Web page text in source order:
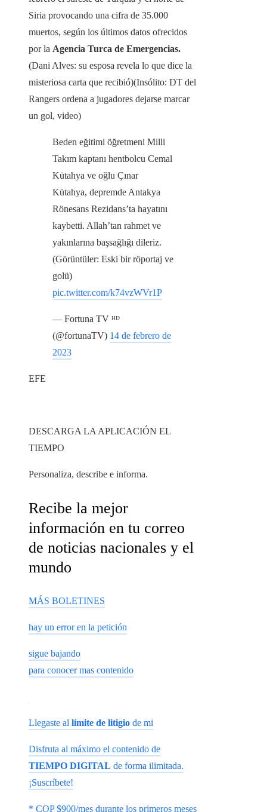
Siria provocando una cifra de 35.000
muertos, según los últimos datos ofrecidos
por la Agencia Turca de Emergencias.
(Dani Alves: su esposa revela lo que dice la
misteriosa carta que recibió)(Insólito: DT del
Rangers ordena a jugadores dejarse marcar
un gol, video)
Beden eğitimi öğretmeni Milli
Takım kaptanı hentbolcu Cemal
Kütahya ve oğlu Çınar
Kütahya, depremde Antakya
Rönesans Rezidans’ta hayatını
kaybetti. Allah’tan rahmet ve
yakınlarına başsağlığı dileriz.
(Görüntüler: Eski bir röportaj ve
golü)
pic.twitter.com/k74vzWVr1P
— Fortuna TV ᴴᴰ
(@fortunaTV) 14 de febrero de
2023
EFE
DESCARGA LA APLICACIÓN EL
TIEMPO
Personaliza, describe e informa.
Recibe la mejor
información en tu correo
de noticias nacionales y el
mundo
MÁS BOLETINES
hay un error en la petición
sigue bajando
para conocer mas contenido
Llegaste al límite de litigio de mi
Disfruta al máximo el contenido de
TIEMPO DIGITAL de forma ilimitada.
¡Suscríbete!
* COP $900/mes durante los primeros meses